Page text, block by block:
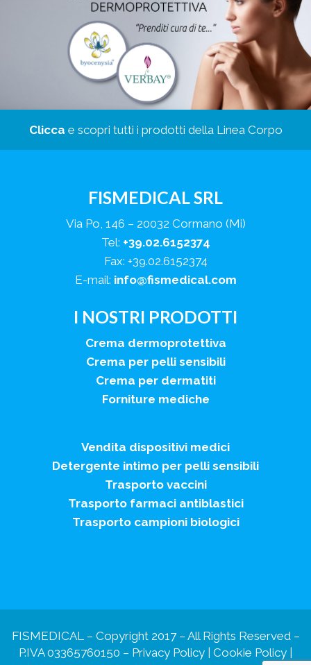
Clicca e scopri tutti i prodotti della Linea Corpo
FISMEDICAL SRL
Via Po, 146 – 20032 Cormano (Mi)
Tel: +39.02.6152374
Fax: +39.02.6152374
E-mail: info@fismedical.com
I NOSTRI PRODOTTI
Crema dermoprotettiva
Crema per pelli sensibili
Crema per dermatiti
Forniture mediche
Vendita dispositivi medici
Detergente intimo per pelli sensibili
Trasporto vaccini
Trasporto farmaci antiblastici
Trasporto campioni biologici
FISMEDICAL – Copyright 2017 – All Rights Reserved –
P.IVA 03365760150 – Privacy Policy Cookie Policy